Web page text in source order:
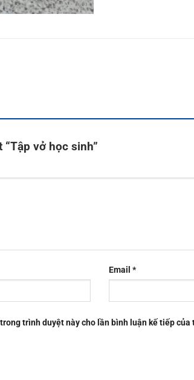
vở học sinh”
Email *
trình duyệt này cho lần bình luận kế tiếp của